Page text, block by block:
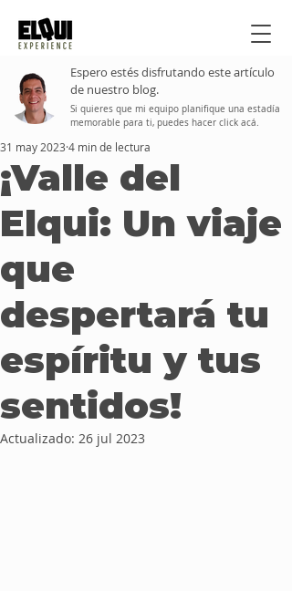
Espero estés disfrutando este artículo
de nuestro blog.
Si quieres que mi equipo planifique una estadía
memorable para ti, puedes hacer click acá.
¡Valle del
Elqui: Un viaje
que
despertará tu
espíritu y tus
sentidos!
31 may 2023 4 min de lectura
Actualizado: 26 jul 2023